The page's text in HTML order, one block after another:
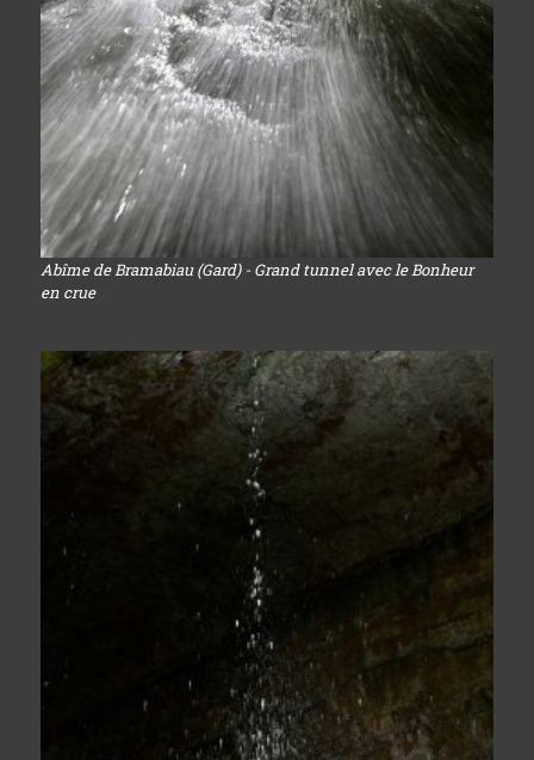
Abîme de Bramabiau (Gard) - Grand tunnel avec le Bonheur
en crue